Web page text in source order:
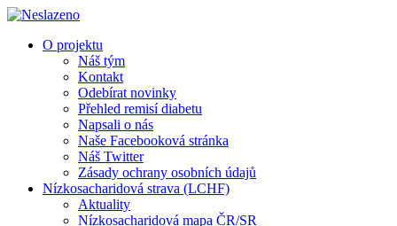
O projektu
Náš tým
Kontakt
Odebírat novinky
Přehled remisí diabetu
Napsali o nás
Naše Facebooková stránka
Náš Twitter
Zásady ochrany osobních údajů
Nízkosacharidová strava (LCHF)
Aktuality
Nízkosacharidová mapa ČR/SR